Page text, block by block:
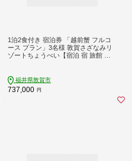
1泊2食付き 宿泊券 「越前蟹 フルコ
ース プラン」3名様 敦賀さざなみリ
ゾートちょうべい【宿泊 宿 旅館 ホ
[005-a017]
福井県敦賀市
737,000 円